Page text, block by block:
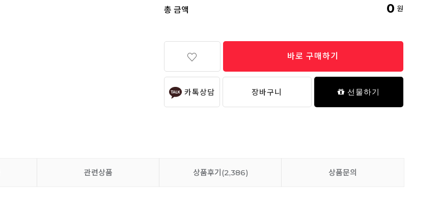
19,800원
총 금액 0 원
바로 구매하기
카톡상담 장바구니 선물하기
관련상품 상품후기(2,386) 상품문의